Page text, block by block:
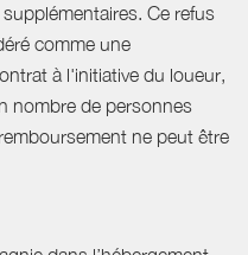
Ce refus
comme une
à l'initiative du loueur,
nombre de personnes
ne peut être